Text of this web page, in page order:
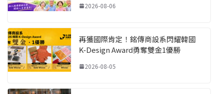
2026-08-06
再獲國際肯定！銘傳商設系閃耀韓國
K-Design Award勇奪雙金1優勝
2026-08-05